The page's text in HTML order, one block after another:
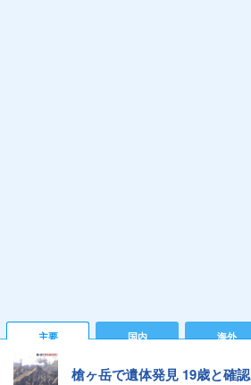
主要 国内 海外
槍ヶ岳で遺体発見 19歳と確認